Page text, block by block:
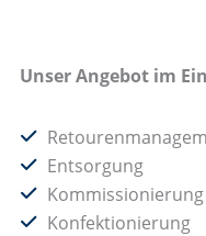
Unser Angebot im
Entsorgung
Kommissionierung
Konfektionierung